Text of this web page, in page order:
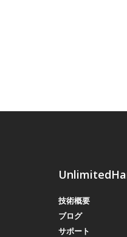
技術概要
ブログ
サポート